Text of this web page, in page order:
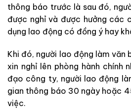
thông báo trước là sau đó,
được nghỉ và được hưởng các
dụng lao động có đồng ý hay
Khi đó, người lao động làm văn
xin nghỉ lên phòng hành chính
đạo công ty, người lao động
gian thông báo 30 ngày hoặc
việc.